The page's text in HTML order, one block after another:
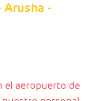
Arusha -
el aeropuerto de